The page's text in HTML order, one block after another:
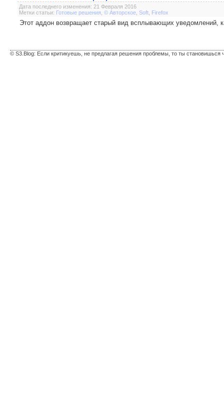
Дата последнего изменения: 21 Февраля 2016
Метки статьи: Готовые решения © Авторское Soft Firefox
Этот аддон возвращает старый вид всплывающих уведомлений,
© S3.Blog: Если критикуешь, не предлагая решения проблемы, то ты становишься